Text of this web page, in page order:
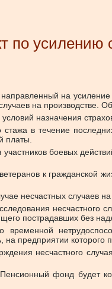
по
на
на производстве.
назначения
в течение
платы.
боевых
к гражданской
несчастных случаев
несчастного
пострадавших без
временной
на предприятии которого
несчастного
фонд будет